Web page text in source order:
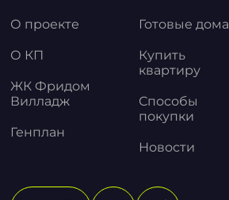
О проекте
О КП
ЖК Фридом
Вилладж
Генплан
Готовые дома
Купить
квартиру
Способы
покупки
Новости